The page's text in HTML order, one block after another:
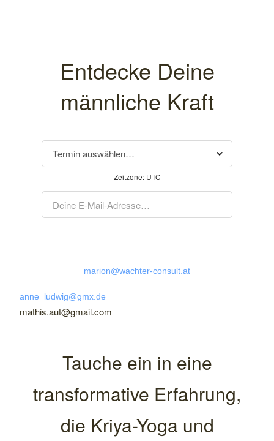
Entdecke Deine
männliche Kraft
Zeitzone: UTC
marion@wachter-consult.at
anne_ludwig@gmx.de
mathis.aut@gmail.com
Tauche ein in eine
transformative Erfahrung,
die Kriya-Yoga und